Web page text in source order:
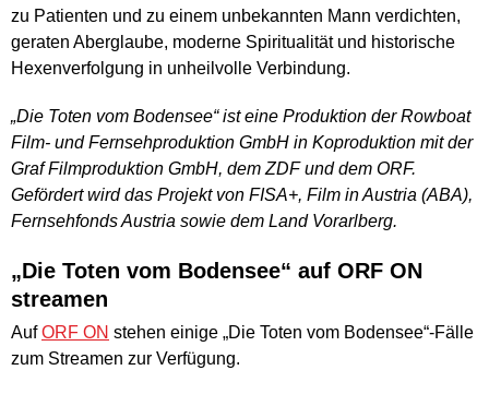
zu Patienten und zu einem unbekannten Mann verdichten,
geraten Aberglaube, moderne Spiritualität und historische
Hexenverfolgung in unheilvolle Verbindung.
„Die Toten vom Bodensee“ ist eine Produktion der Rowboat
Film- und Fernsehproduktion GmbH in Koproduktion mit der
Graf Filmproduktion GmbH, dem ZDF und dem ORF.
Gefördert wird das Projekt von FISA+, Film in Austria (ABA),
Fernsehfonds Austria sowie dem Land Vorarlberg.
„Die Toten vom Bodensee“ auf ORF ON
streamen
AufORF ON stehen einige „Die Toten vom Bodensee“-Fälle
zum Streamen zur Verfügung.